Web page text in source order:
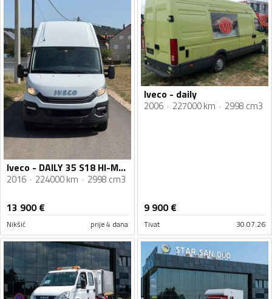
Iveco - DAILY 35 S18 HI-MATIC
2016 224000 km 2998 cm3
13 900€
Nikšić prije 4 dana
Iveco - daily
2006 227000 km 2998 cm3
9 900€
Tivat 30.07.26